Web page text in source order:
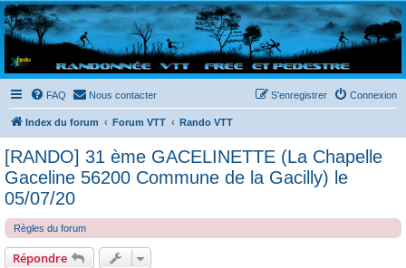
Randovttfree.fr
Bienvenue sur le site des randos vtt et pédestre de Bretagne . Bonne navigation sur le site
et bonnes randos dans l'Ouest !
FAQ Nous contacter Connexion
S’enregistrer
Index du forum Forum VTT Rando VTT
[RANDO] 31 ème GACELINETTE (La Chapelle
Gaceline 56200 Commune de la Gacilly) le
05/07/20
Règles du forum
Répondre